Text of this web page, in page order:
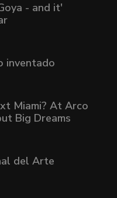
- and it'
inventado
Miami? At Arco
Big Dreams
del Arte